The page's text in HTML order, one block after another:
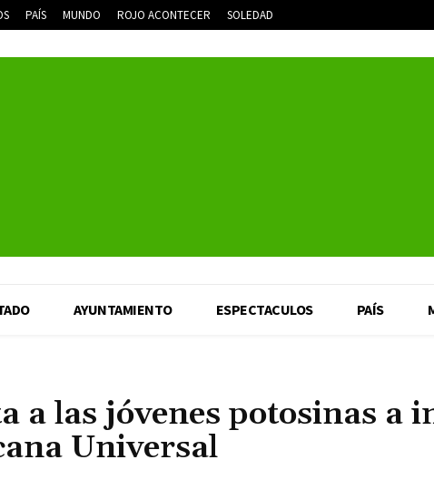
PAÍS MUNDO ROJO ACONTECER SOLEDAD
AYUNTAMIENTO ESPECTACULOS PAÍS
a las jóvenes potosinas a
Universal